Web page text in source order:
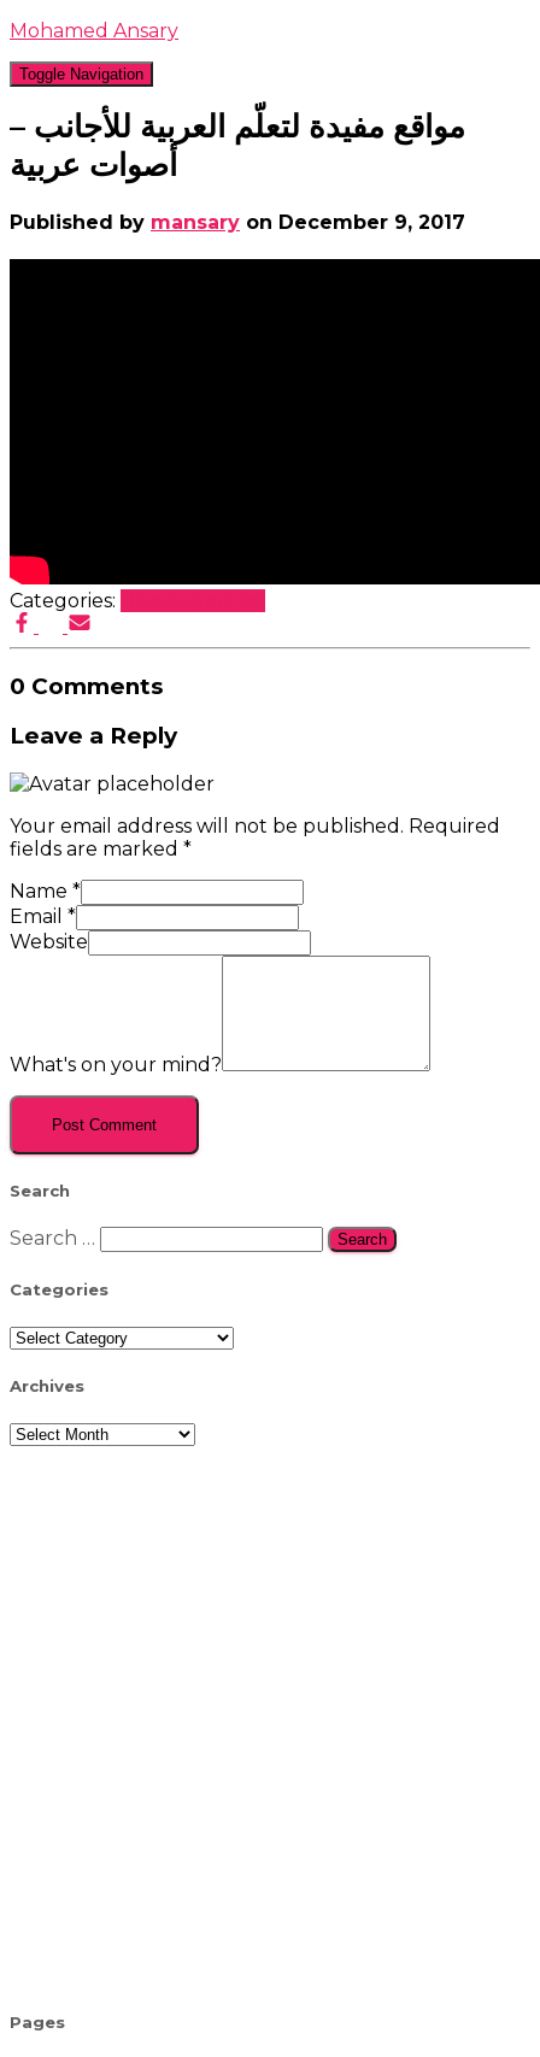
Mohamed Ansary
Toggle Navigation
مواقع مفيدة لتعلّم العربية للأجانب –
أصوات عربية
Published by mansary on December 9, 2017
Categories:
0 Comments
Leave a Reply
Your email address will not be published. Required
fields are marked *
Name *
Email *
Website
What's on your mind?
Search
Search
Search …
Categories
Categories
Archives
Archives
Pages